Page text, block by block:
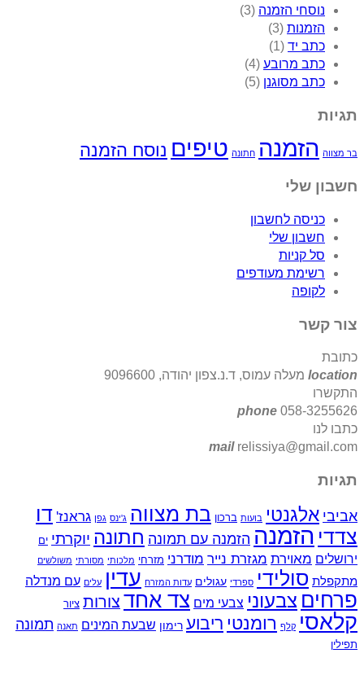
נוסחי הזמנה (3)
הזמנות (3)
כתב יד (1)
כתב מרובע (4)
כתב מסוגנן (5)
תגיות
בר מצווה הזמנה חתונה טיפים נוסח הזמנה
חשבון שלי
כניסה לחשבון
חשבון שלי
סל קניות
רשימת מעודפים
לקופה
צור קשר
כתובת
location מעלה עמוס, ד.נ.צפון יהודה, 9096600
התקשרו
phone 058-3255626
כתבו לנו
mailrelissiya@gmail.com
תגיות
אביבי אלגנטי בועות ברכון בת מצווה ג'ינס גפן גראנז' דו
צדדי הזמנה הזמנה עם תמונה חתונה יוקרתי ים
ירושלים מאוירת מגזרת נייר מודרני מזרחי מלכותי מסורתי משולשים
מתקפלת סולידי ספרדי עגולים עדות המזרח עדין עלים עם מנדלה
פרחים צבעוני צבעי מים צד אחד צורות ציור
קלאסי קלף רומנטי ריבוע רימון שבעת המינים תאנה תמונה
תפילין